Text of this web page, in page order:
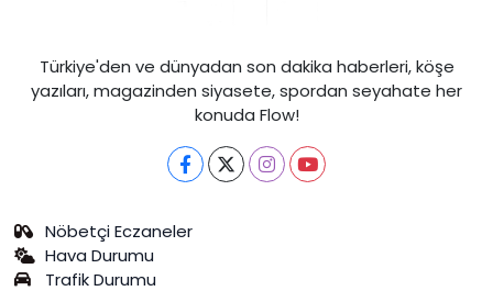
Türkiye'den ve dünyadan son dakika haberleri, köşe
yazıları, magazinden siyasete, spordan seyahate her
konuda Flow!
Nöbetçi Eczaneler
Hava Durumu
Trafik Durumu